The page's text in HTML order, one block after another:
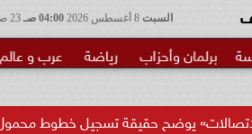
السبت 04:00 صـ
برلمان وأحزاب رياضة عرب و عالم
تسجيل خطوط محمول بأسماء